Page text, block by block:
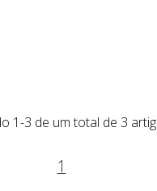
1-3 de um total de 3
1